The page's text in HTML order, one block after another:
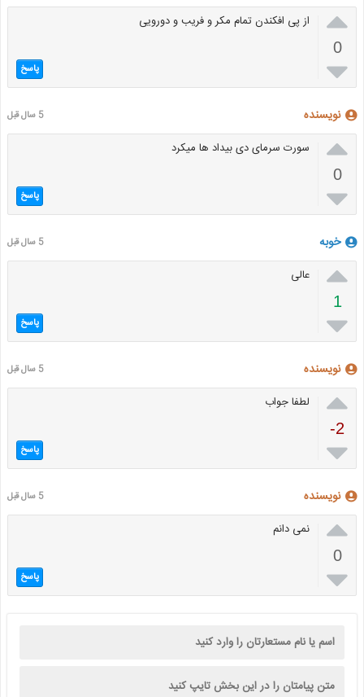

0

از پی افکندن تمام مکر و فریب و دورویی
پاسخ
نویسنده 5 سال قبل

0

سورت سرمای دی بیداد ها میکرد
پاسخ
خوبه 5 سال قبل

1

عالی
پاسخ
نویسنده 5 سال قبل

-2

لطفا جواب
پاسخ
نویسنده 5 سال قبل

0

نمی دانم
پاسخ